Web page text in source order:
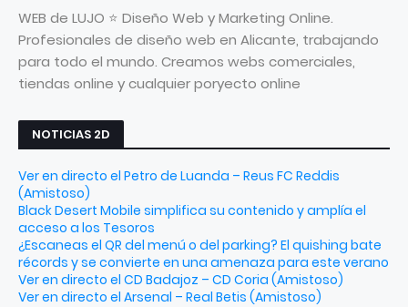
WEB de LUJO ⭐ Diseño Web y Marketing Online.
Profesionales de diseño web en Alicante, trabajando
para todo el mundo. Creamos webs comerciales,
tiendas online y cualquier poryecto online
NOTICIAS 2D
Ver en directo el Petro de Luanda – Reus FC Reddis
(Amistoso)
Black Desert Mobile simplifica su contenido y amplía el
acceso a los Tesoros
¿Escaneas el QR del menú o del parking? El quishing bate
récords y se convierte en una amenaza para este verano
Ver en directo el CD Badajoz – CD Coria (Amistoso)
Ver en directo el Arsenal – Real Betis (Amistoso)